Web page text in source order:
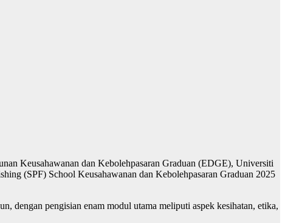
Keusahawanan dan Kebolehpasaran Graduan (EDGE), Universiti
(SPF) School Keusahawanan dan Kebolehpasaran Graduan 2025
dengan pengisian enam modul utama meliputi aspek kesihatan, etika,